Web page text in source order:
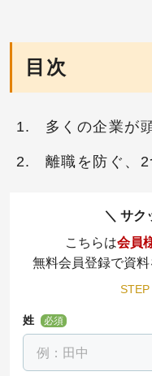
目次
多くの企業が
離職を防ぐ、
サク
こちらは会員
無料会員登録で資料
STEP
姓 必須